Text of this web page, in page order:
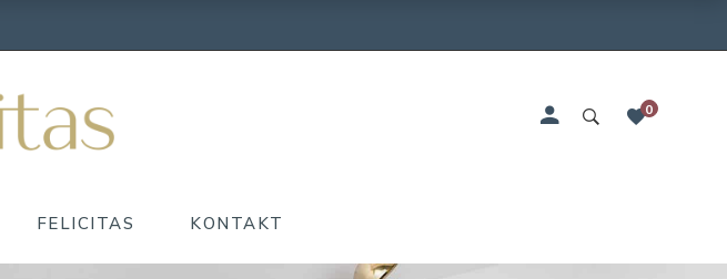
0
FELICITAS KONTAKT